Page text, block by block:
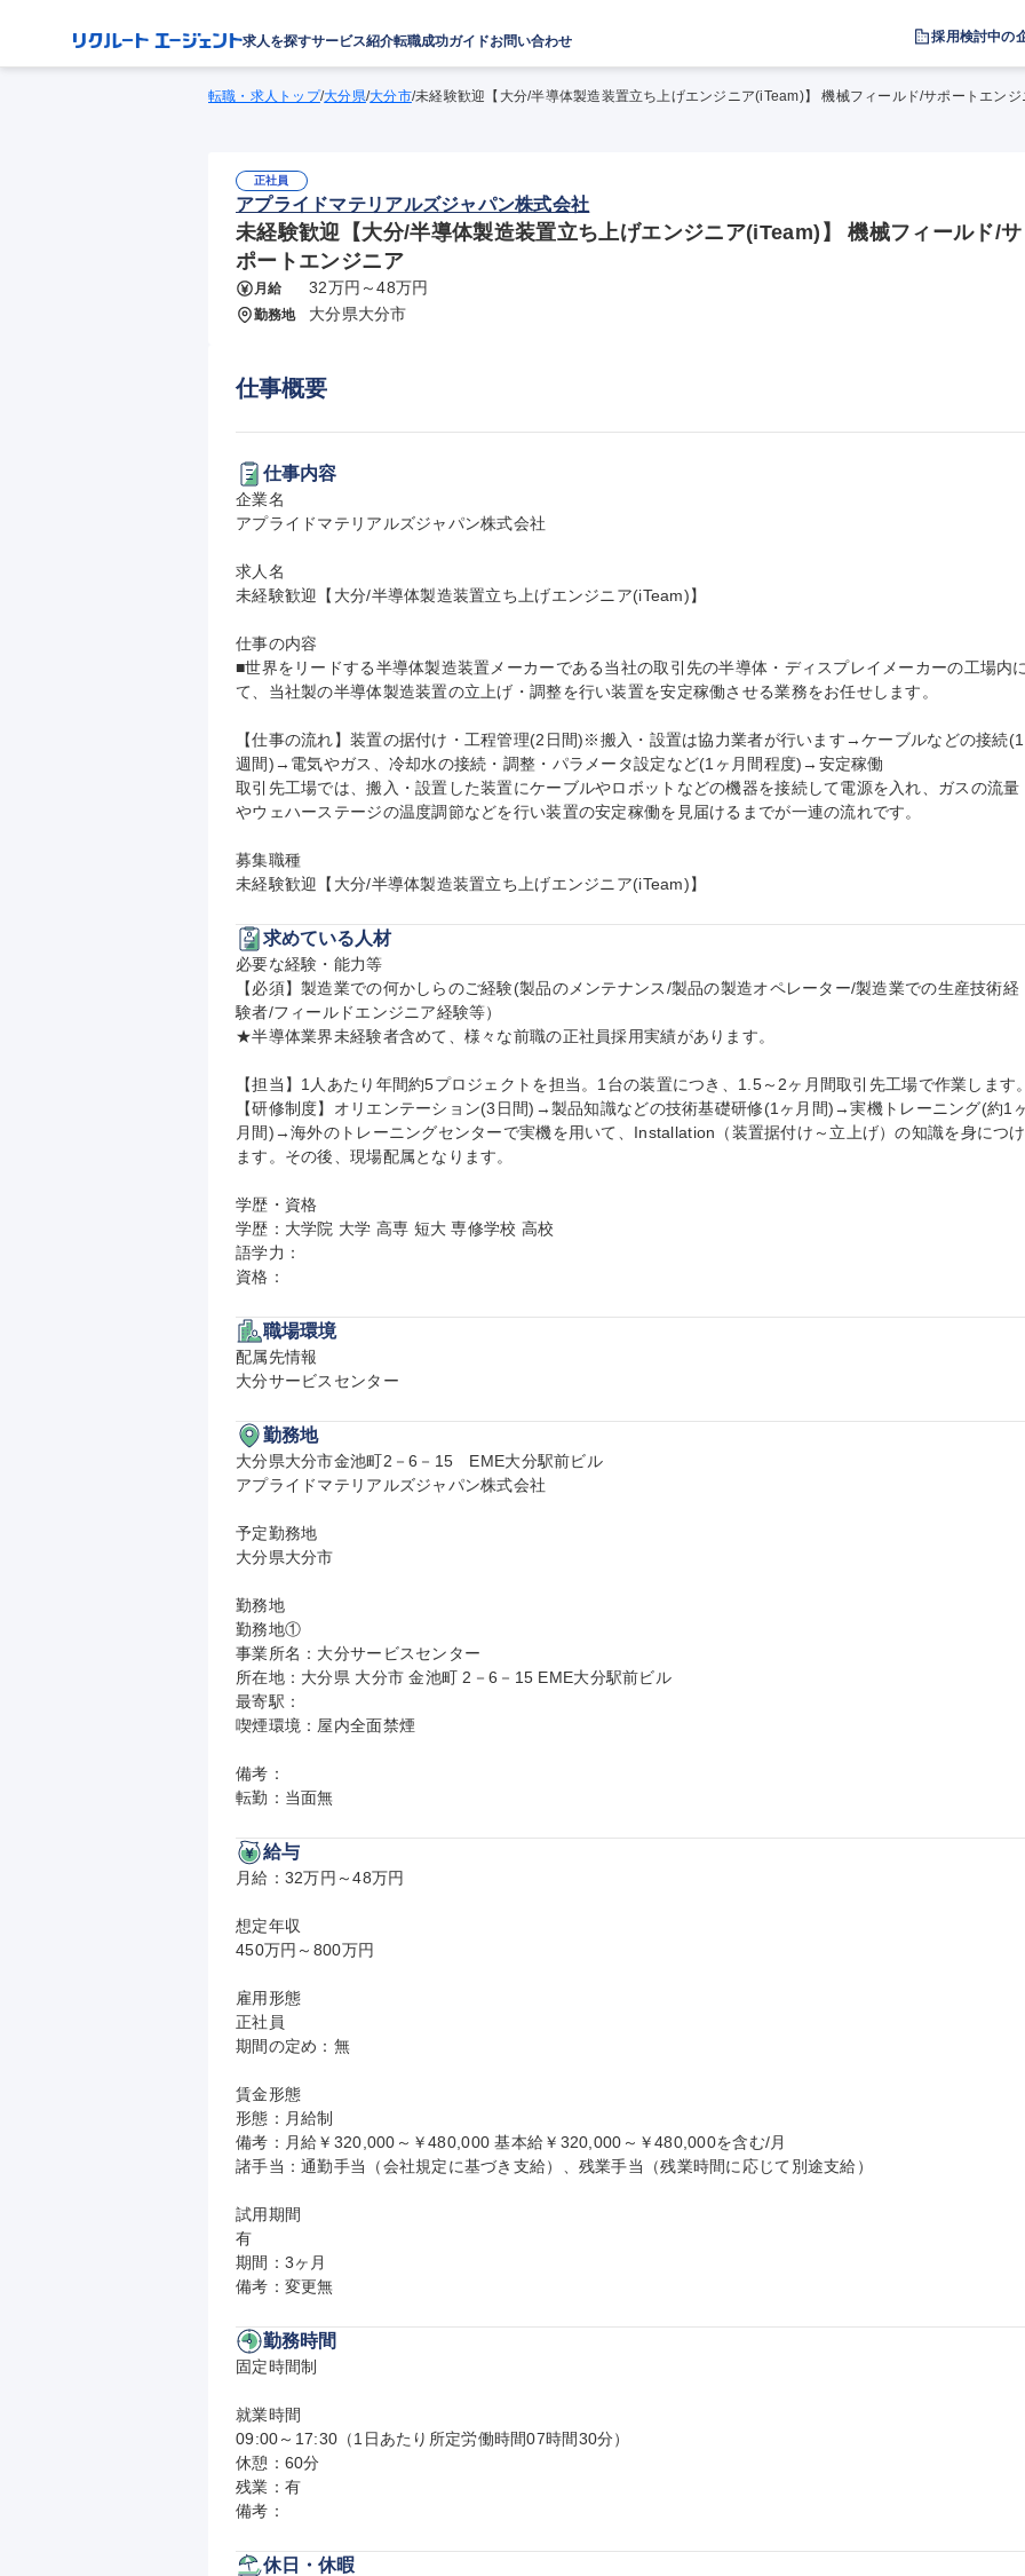
求人を探すサービス紹介転職成功ガイドお問い合わせ 採用検討中の
転職・求人トップ/大分県/大分市/未経験歓迎【大分/半導体製造装置立ち上げエンジニア(iTeam)】 機械フィールド/サポートエンジ
正社員
アプライドマテリアルズジャパン株式会社
未経験歓迎【大分/半導体製造装置立ち上げエンジニア(iTeam)】 機械フィールド/サ
ポートエンジニア
月給 32万円～48万円
勤務地 大分県大分市
仕事概要
仕事内容
企業名
アプライドマテリアルズジャパン株式会社
求人名
未経験歓迎【大分/半導体製造装置立ち上げエンジニア(iTeam)】
仕事の内容
■世界をリードする半導体製造装置メーカーである当社の取引先の半導体・ディスプレイメーカーの工場内に
て、当社製の半導体製造装置の立上げ・調整を行い装置を安定稼働させる業務をお任せします。
【仕事の流れ】装置の据付け・工程管理(2日間)※搬入・設置は協力業者が行います→ケーブルなどの接続(1
週間)→電気やガス、冷却水の接続・調整・パラメータ設定など(1ヶ月間程度)→安定稼働
取引先工場では、搬入・設置した装置にケーブルやロボットなどの機器を接続して電源を入れ、ガスの流量
やウェハーステージの温度調節などを行い装置の安定稼働を見届けるまでが一連の流れです。
募集職種
未経験歓迎【大分/半導体製造装置立ち上げエンジニア(iTeam)】
求めている人材
必要な経験・能力等
【必須】製造業での何かしらのご経験(製品のメンテナンス/製品の製造オペレーター/製造業での生産技術経
験者/フィールドエンジニア経験等）
★半導体業界未経験者含めて、様々な前職の正社員採用実績があります。
【担当】1人あたり年間約5プロジェクトを担当。1台の装置につき、1.5～2ヶ月間取引先工場で作業します。
【研修制度】オリエンテーション(3日間)→製品知識などの技術基礎研修(1ヶ月間)→実機トレーニング(約1
月間)→海外のトレーニングセンターで実機を用いて、Installation（装置据付け～立上げ）の知識を身につけ
ます。その後、現場配属となります。
学歴・資格
学歴：大学院 大学 高専 短大 専修学校 高校
語学力：
資格：
職場環境
配属先情報
大分サービスセンター
勤務地
大分県大分市金池町2－6－15　EME大分駅前ビル
アプライドマテリアルズジャパン株式会社
予定勤務地
大分県大分市
勤務地
勤務地①
事業所名：大分サービスセンター
所在地：大分県 大分市 金池町 2－6－15 EME大分駅前ビル
最寄駅：
喫煙環境：屋内全面禁煙
備考：
転勤：当面無
給与
月給：32万円～48万円
想定年収
450万円～800万円
雇用形態
正社員
期間の定め：無
賃金形態
形態：月給制
備考：月給￥320,000～￥480,000 基本給￥320,000～￥480,000を含む/月
諸手当：通勤手当（会社規定に基づき支給）、残業手当（残業時間に応じて別途支給）
試用期間
有
期間：3ヶ月
備考：変更無
勤務時間
固定時間制
就業時間
09:00～17:30（1日あたり所定労働時間07時間30分）
休憩：60分
残業：有
備考：
休日・休暇